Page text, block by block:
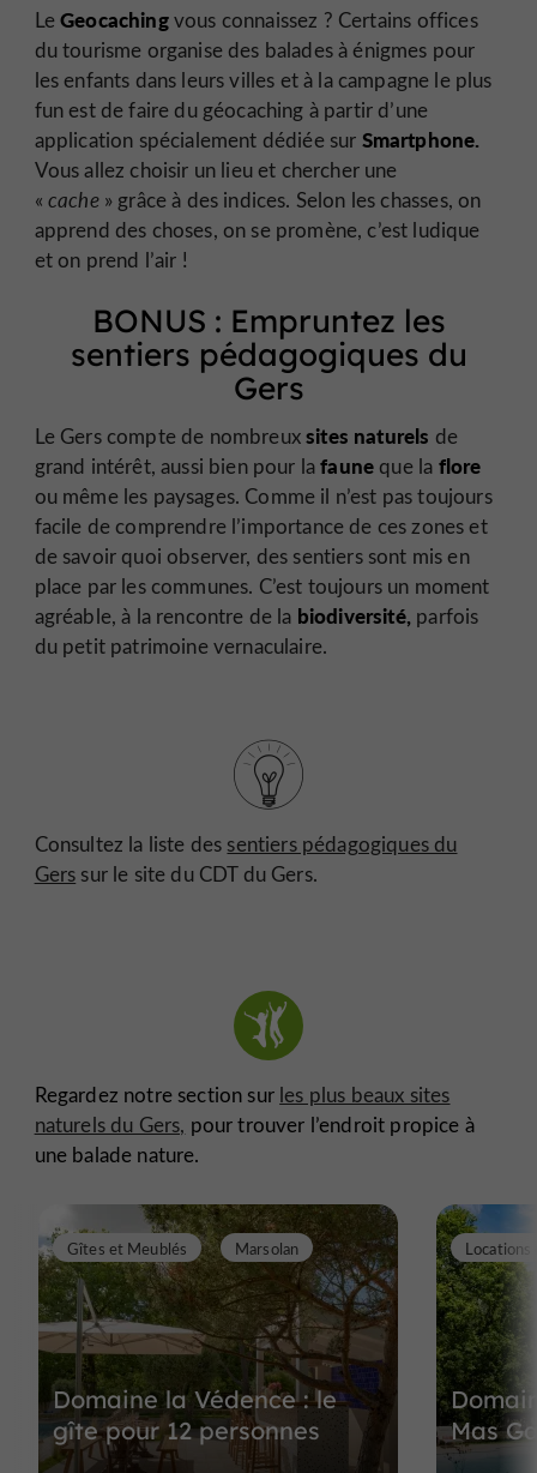
LeGeocachingvous connaissez ? Certains offices
du tourisme organise des balades à énigmes pour
les enfants dans leurs villes et à la campagne le plus
fun est de faire du géocaching à partir d’une
application spécialement dédiée sur Smartphone.
Vous allez choisir un lieu et chercher une
« cache» grâce à des indices. Selon les chasses, on
apprend des choses, on se promène, c’est ludique
et on prend l’air !
BONUS : Empruntez les
sentiers pédagogiques du
Gers
Le Gers compte de nombreuxsites naturels de
grand intérêt, aussi bien pour lafaune que la flore
ou même les paysages. Comme il n’est pas toujours
facile de comprendre l’importance de ces zones et
de savoir quoi observer, des sentiers sont mis en
place par les communes. C’est toujours un moment
agréable, à la rencontre de la biodiversité, parfois
du petit patrimoine vernaculaire.
Consultez la liste des sentiers pédagogiques du
Gers sur le site du CDT du Gers.
Regardez notre section sur les plus beaux sites
naturels du Gers, pour trouver l’endroit propice à
une balade nature.
Domaine la Védence : le
gîte pour 12 personnes
Gîtes et Meublés Marsolan
Mas